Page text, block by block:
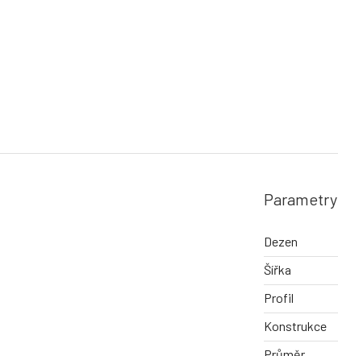
Parametry
Dezen
Šířka
Profil
Konstrukce